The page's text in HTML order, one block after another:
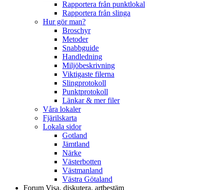
Rapportera från punktlokal
Rapportera från slinga
Hur gör man?
Broschyr
Metoder
Snabbguide
Handledning
Miljöbeskrivning
Viktigaste filerna
Slingprotokoll
Punktprotokoll
Länkar & mer filer
Våra lokaler
Fjärilskarta
Lokala sidor
Gotland
Jämtland
Närke
Västerbotten
Västmanland
Västra Götaland
Forum Visa, diskutera, artbestäm